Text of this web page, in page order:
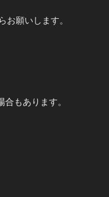
お願いします。
もあります。